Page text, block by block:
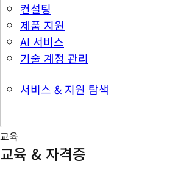
컨설팅
제품 지원
AI 서비스
기술 계정 관리
서비스 & 지원 탐색
교육
교육 & 자격증